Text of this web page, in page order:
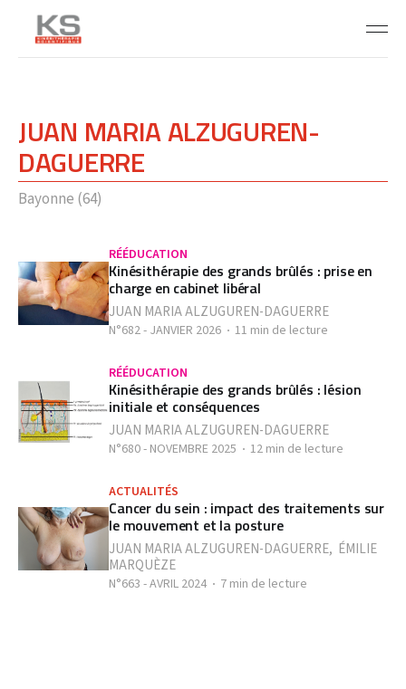
JUAN MARIA ALZUGUREN-
DAGUERRE
Bayonne (64)
RÉÉDUCATION
Kinésithérapie des grands brûlés : prise en
charge en cabinet libéral
JUAN MARIA ALZUGUREN-DAGUERRE
N°682 - JANVIER 2026 11 min de lecture
RÉÉDUCATION
Kinésithérapie des grands brûlés : lésion
initiale et conséquences
JUAN MARIA ALZUGUREN-DAGUERRE
N°680 - NOVEMBRE 2025 12 min de lecture
ACTUALITÉS
Cancer du sein : impact des traitements sur
le mouvement et la posture
JUAN MARIA ALZUGUREN-DAGUERRE, ÉMILIE
MARQUÈZE
N°663 - AVRIL 2024 7 min de lecture